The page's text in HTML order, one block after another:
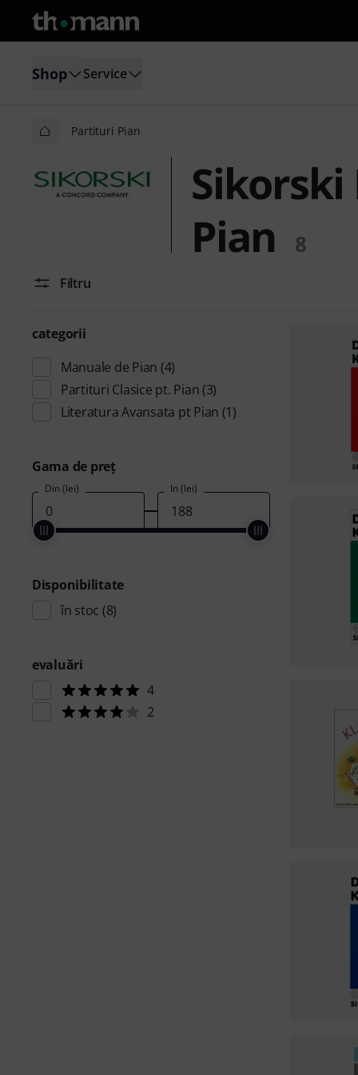
Shop Service
Partituri Pian
Pian
8
Filtru
categorii
Manuale de Pian (4)
Partituri Clasice pt. Pian (3)
Literatura Avansata pt Pian (1)
Gama de preţ
Din (lei) În (lei)
Disponibilitate
în stoc (8)
evaluări
4
2